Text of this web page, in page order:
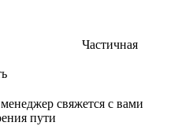
Частичная
свяжется с вами
пути